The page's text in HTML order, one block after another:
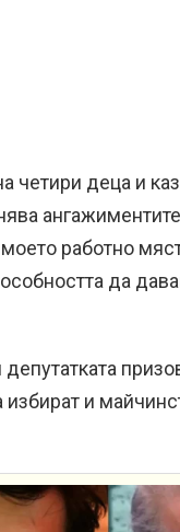
четири деца и
работно
да
избират и